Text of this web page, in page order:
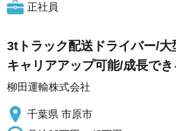
正社員
3tトラック配送ドライバー/大
キャリアアップ可能/成長で
柳田運輸株式会社
千葉県 市原市